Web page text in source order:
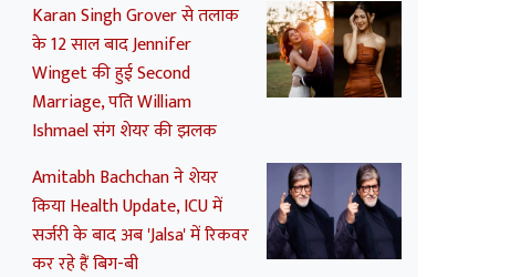
Karan Singh Grover से तलाक
के 12 साल बाद Jennifer
Winget की हुई Second
Marriage, पति William
Ishmael संग शेयर की झलक
Amitabh Bachchan ने शेयर
किया Health Update, ICU में
सर्जरी के बाद अब 'Jalsa' में रिकवर
कर रहे हैं बिग-बी